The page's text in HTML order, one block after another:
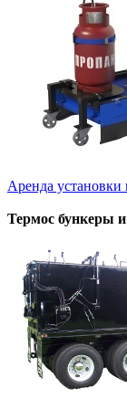
Аренда
Термос бункеры